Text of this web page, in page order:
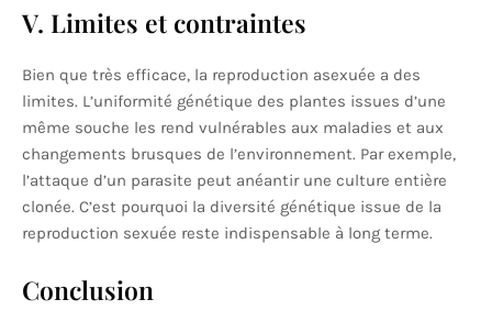
V. Limites et contraintes
Bien que très efficace, la reproduction asexuée a des
limites. L’uniformité génétique des plantes issues d’une
même souche les rend vulnérables aux maladies et aux
changements brusques de l’environnement. Par exemple,
l’attaque d’un parasite peut anéantir une culture entière
clonée. C’est pourquoi la diversité génétique issue de la
reproduction sexuée reste indispensable à long terme.
Conclusion